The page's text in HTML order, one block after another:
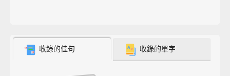
收錄的佳句 收錄的單字